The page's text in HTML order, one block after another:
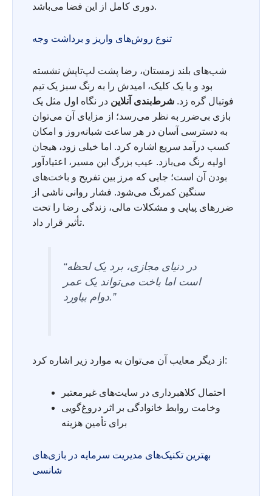
دوری کامل از این فضا می‌باشد.
تنوع روش‌های واریز و برداشت وجه
شب‌های بلند زمستان، رضا پشت لپ‌تاپش نشسته
بود و با یک کلیک، امیدش را به رنگ سبز یک تیم
فوتبال گره زد. شرط‌بندی آنلاین در نگاه اول مثل یک
بازی بی‌ضرر به نظر می‌رسد؛ از مزایای آن می‌توان
به دسترسی آسان در هر ساعت شبانه‌روز و امکان
کسب درآمد سریع اشاره کرد. اما خیلی زود، هیجان
اولیه رنگ می‌بازد. عیب بزرگ این مسیر، اعتیادآور
بودن آن است؛ جایی که مرز بین تفریح و باخت‌های
سنگین کمرنگ می‌شود. فشار روانی ناشی از
ضررهای پیاپی و مشکلات مالی، زندگی رضا را تحت
تأثیر قرار داد.
“در دنیای مجازی، برد یک لحظه
است اما باخت می‌تواند یک عمر
دوام بیاورد.”
از دیگر معایب آن می‌توان به موارد زیر اشاره کرد:
احتمال کلاهبرداری در سایت‌های غیرمعتبر
وخامت روابط خانوادگی بر اثر دروغ‌گویی
برای تأمین هزینه
بهترین تکنیک‌های مدیریت سرمایه در بازی‌های
شانسی